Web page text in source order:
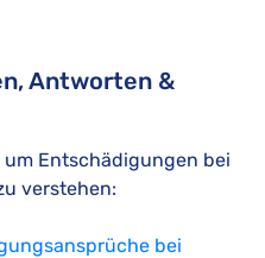
Antworten &
Entschädigungen bei
verstehen:
bei